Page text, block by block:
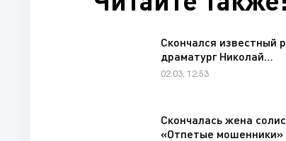
Скончался известный
драматург Николай…
02.03, 12:53
Скончалась жена
«Отпетые мошенники»